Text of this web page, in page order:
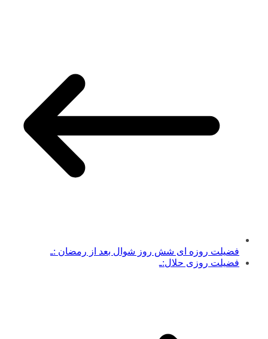
فضیلت روزه ای شش روز شوال بعد از رمضان :ـ
فضیلت روزی حلال:ـ